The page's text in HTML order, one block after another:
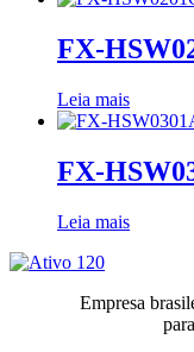
FX-
Leia mais
FX-
Leia mais
Empresa